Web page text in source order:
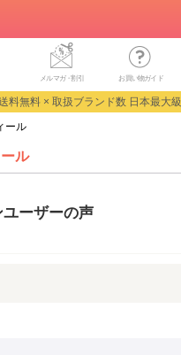
メルマガ・割引 お買い物ガイド
料無料 × 取扱ブランド数 日本最大級
ール
ル
ユーザーの声